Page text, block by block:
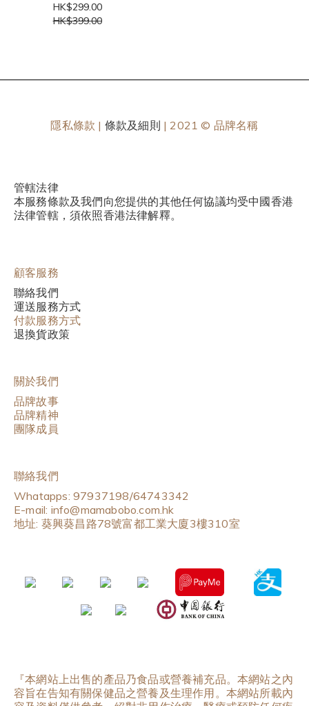
HK$299.00
HK$399.00
隱私條款 | 條款及細則 | 2021 © 品牌名稱
管轄法律
本服務條款及我們向您提供的其他任何協議均受中國香港
法律管轄，須依照香港法律解釋。
顧客服務
聯絡我們
運送服務方式
付款服務方式
退換貨政策
關於我們
品牌故事
品牌精神
團隊成員
聯絡我們
Whatapps: 97937198/64743342
E-mail: info@mamabobo.com.hk
地址: 葵興葵昌路78號富都工業大廈3樓310室
『本網站上出售的產品乃食品或營養補充品。本網站之內
容旨在告知有關保健品之營養及生理作用。本網站所載內